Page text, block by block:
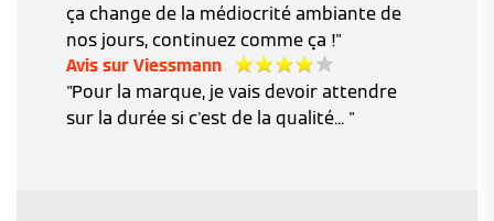
ça change de la médiocrité ambiante de
nos jours, continuez comme ça !"
Avis sur Viessmann
"Pour la marque, je vais devoir attendre
sur la durée si c'est de la qualité... "